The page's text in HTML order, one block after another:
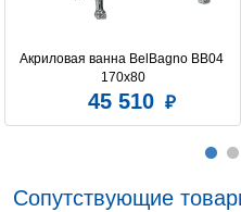
Акриловая ванна BelBagno BB04
170x80
45 510
Сопутствующие